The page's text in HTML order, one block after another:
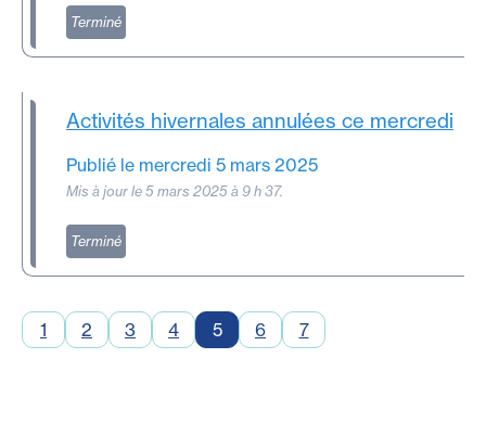
Terminé
Activités hivernales annulées ce mercredi
Publié le mercredi 5 mars 2025
Mis à jour le 5 mars 2025 à 9 h 37.
Terminé
1 2 3 4 5 6 7